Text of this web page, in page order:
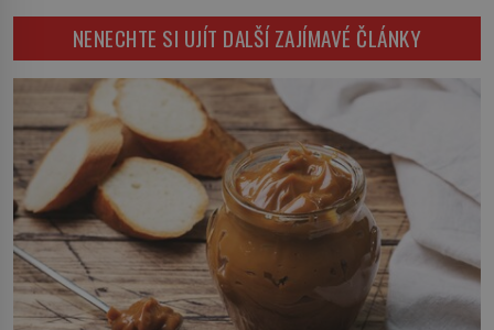
začne okamžitě produkovat vlastní
děsivé iluze. Představte si místnost,
kde zmizí veškerý šum světa. Žádné
auta, žádný šepot, nic. Místo
vytoužené oázy klidu však
okamžitě nastoupí hluboké
znepokojení. Lidská mysl je totiž
evolučně nastavena na neustálý
[…]
NENECHTE SI UJÍT DALŠÍ ZAJÍMAVÉ ČLÁNKY